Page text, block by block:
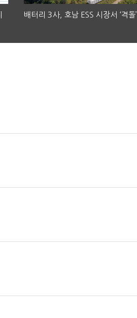
배터리 3사, 호남 ESS 시장서 ‘격돌’